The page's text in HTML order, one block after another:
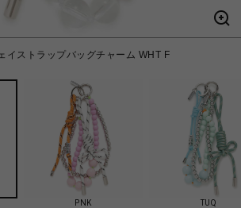
イストラップバッグチャーム WHT F
PNK TUQ